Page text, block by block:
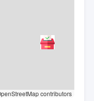
contributors